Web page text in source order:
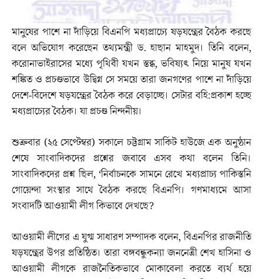
মানুষের পাশে না দাঁড়িয়ে বিএনপি মধ্যপ্রাচ্যে ষড়যন্ত্রের বৈঠক করছে
বলে অভিযোগ করেছেন তথ্যমন্ত্রী ড. হাছান মাহমুদ। তিনি বলেন,
করোনাভাইরাসের মধ্যে পৃথিবী যখন স্তব্ধ, ভবিষ্যৎ নিয়ে মানুষ যখন
শঙ্কিত ও প্রচণ্ডভাবে উদ্বিগ্ন সে সময়ে তারা জনগণের পাশে না দাঁড়িয়ে
দেশে-বিদেশে ষড়যন্ত্রের বৈঠক করে বেড়াচ্ছে। সেটার বহি:প্রকাশ হচ্ছে
মধ্যপ্রাচ্যের বৈঠক। যা প্রচণ্ড নিন্দনীয়।
শুক্রবার (২৫ সেপ্টেম্বর) সকালে চট্টগ্রাম সার্কিট হাউজে এক অনুষ্ঠান
শেষে সাংবাদিকদের প্রশ্নের জবাবে এসব কথা বলেন তিনি।
সাংবাদিকদের প্রশ্ন ছিল, ‘নির্বাচনকে সামনে রেখে মধ্যপ্রাচ্য পাকিস্তনি
গোয়েন্দা সংস্থার সাথে বৈঠক করছে বিএনপি। গণমাধ্যমে আসা
সংবাদটি আওয়ামী লীগ কিভাবে দেখছে?
আওয়ামী লীগের এ যুগ্ম সাধারণ সম্পাদক বলেন, বিএনপির রাজনীতি
ষড়যন্ত্রের উপর প্রতিষ্ঠিত। তারা বঙ্গবন্ধুকন্যা জননেত্রী শেখ হাসিনা ও
আওয়ামী লীগকে রাজনৈতিকভাবে মোকাবেলা করতে ব্যর্থ হয়ে